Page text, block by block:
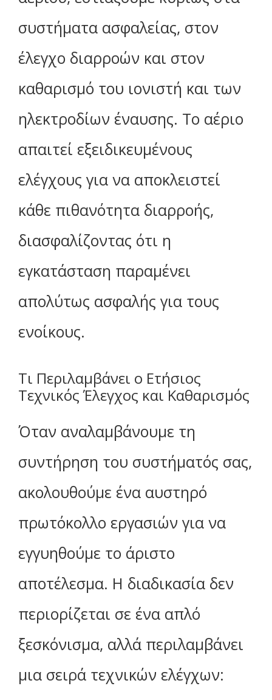
συστήματα ασφαλείας, στον
έλεγχο διαρροών και στον
καθαρισμό του ιονιστή και των
ηλεκτροδίων έναυσης. Το αέριο
απαιτεί εξειδικευμένους
ελέγχους για να αποκλειστεί
κάθε πιθανότητα διαρροής,
διασφαλίζοντας ότι η
εγκατάσταση παραμένει
απολύτως ασφαλής για τους
ενοίκους.
Τι Περιλαμβάνει ο Ετήσιος
Τεχνικός Έλεγχος και Καθαρισμός
Όταν αναλαμβάνουμε τη
συντήρηση του συστήματός σας,
ακολουθούμε ένα αυστηρό
πρωτόκολλο εργασιών για να
εγγυηθούμε το άριστο
αποτέλεσμα. Η διαδικασία δεν
περιορίζεται σε ένα απλό
ξεσκόνισμα, αλλά περιλαμβάνει
μια σειρά τεχνικών ελέγχων: